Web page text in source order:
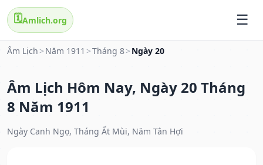
🗓️Amlich.org
Âm Lịch > Năm 1911 >Tháng 8> Ngày 20
Âm Lịch Hôm Nay, Ngày 20 Tháng
8 Năm 1911
Ngày Canh Ngọ, Tháng Ất Mùi, Năm Tân Hợi